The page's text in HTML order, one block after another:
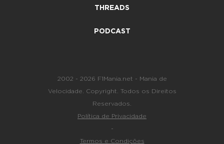
THREADS
PODCAST
2002 - 2026 F1Mania.net - Mania de
Velocidade. Copyright. Todos os Direitos
Reservados.
Política de Privacidade
-
Termos e Condições